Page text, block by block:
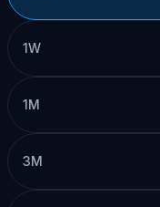
1W
1M
3M